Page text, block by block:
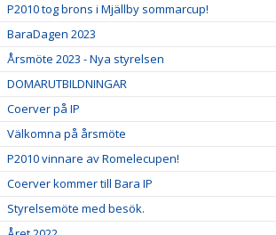
P2010 tog brons i Mjällby sommarcup!
BaraDagen 2023
Årsmöte 2023 - Nya styrelsen
DOMARUTBILDNINGAR
Coerver på IP
Välkomna på årsmöte
P2010 vinnare av Romelecupen!
Coerver kommer till Bara IP
Styrelsemöte med besök.